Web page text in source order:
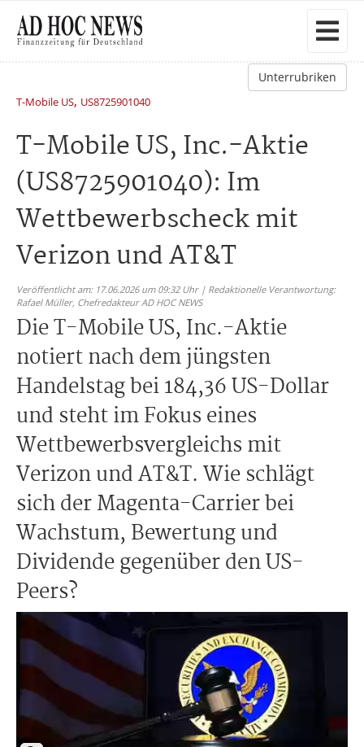
Unterrubriken
T-Mobile US, US8725901040
T-Mobile US, Inc.-Aktie
(US8725901040): Im
Wettbewerbscheck mit
Verizon und AT&T
Veröffentlicht am: 17.06.2026 um 09:32 Uhr | Redaktionelle Verantwortung:
Rafael Müller, Chefredakteur AD HOC NEWS
Die T-Mobile US, Inc.-Aktie
notiert nach dem jüngsten
Handelstag bei 184,36 US-Dollar
und steht im Fokus eines
Wettbewerbsvergleichs mit
Verizon und AT&T. Wie schlägt
sich der Magenta-Carrier bei
Wachstum, Bewertung und
Dividende gegenüber den US-
Peers?